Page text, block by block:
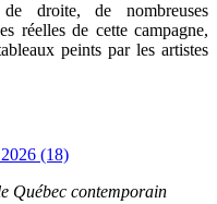
droite, de nombreuses
réelles de cette campagne,
peints par les artistes
(18)
Québec contemporain